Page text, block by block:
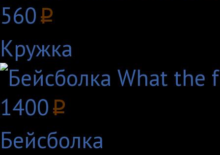
560p
Кружка
1400p
Бейсболка